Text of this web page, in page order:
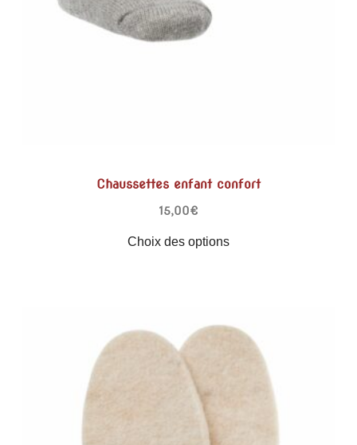
Chaussettes enfant confort
15,00€
Choix des options